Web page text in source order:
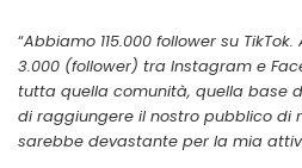
“Abbiamo 115.000 follower su
3.000 (follower) tra Instagram e
tutta quella comunità, quella base
di raggiungere il nostro pubblico di
sarebbe devastante per la mia